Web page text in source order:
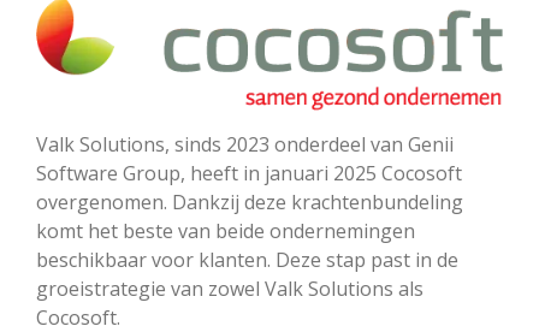
Valk Solutions, sinds 2023 onderdeel van Genii
Software Group, heeft in januari 2025 Cocosoft
overgenomen. Dankzij deze krachtenbundeling
komt het beste van beide ondernemingen
beschikbaar voor klanten. Deze stap past in de
groeistrategie van zowel Valk Solutions als
Cocosoft.